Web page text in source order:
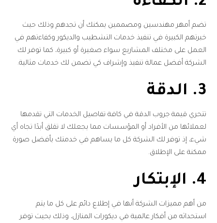
تضم أمهر مهندسين ومصممين يمكنك أن تجدهم وذلك حيث
خبرتهم الكبيرة في تنفيذ خدمات التشطيب والديكور وكفاءتهم في
العمل على مختلف المشاريع سواء صغيرة أو كبيرة، كما توفر لك
الشركة أفضل عمالة تنفيذ وإشراف كي تضمن لك خدمات مثالية.
3. الدقة
تتحري قيمة جروب الدقة في كافة تفاصيل الخدمات التي تقدمها
لعملائها من الأفراد أو المؤسسات مما يجعلك لا تقلق أبدًا تجاه أي
شيء، إذ توفر لك الشركة كل ما يساهم في خدمتك بأفضل صورة
ممكنة على الإطلاق.
4. الإبتكار
من أهم مميزات الشركة أنها في إطلاع دائم على كل ما يتم
استحداثه من أفكار عالمية في ديكورات المنازل، وذلك بحيث توفر